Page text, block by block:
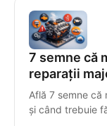
7 semne că
reparații
Află 7 semne că
și când trebuie